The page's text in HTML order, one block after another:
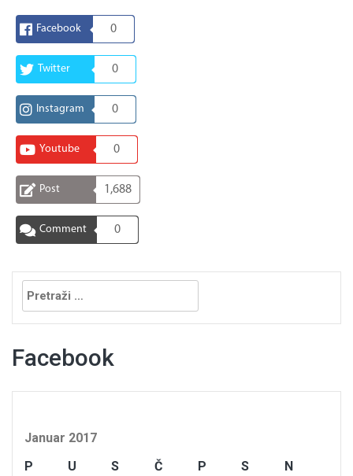
Facebook 0
Twitter 0
Instagram 0
Youtube 0
Post 1,688
Comment 0
Pretraga:
Facebook
Januar 2017
P
U S Č P S
N